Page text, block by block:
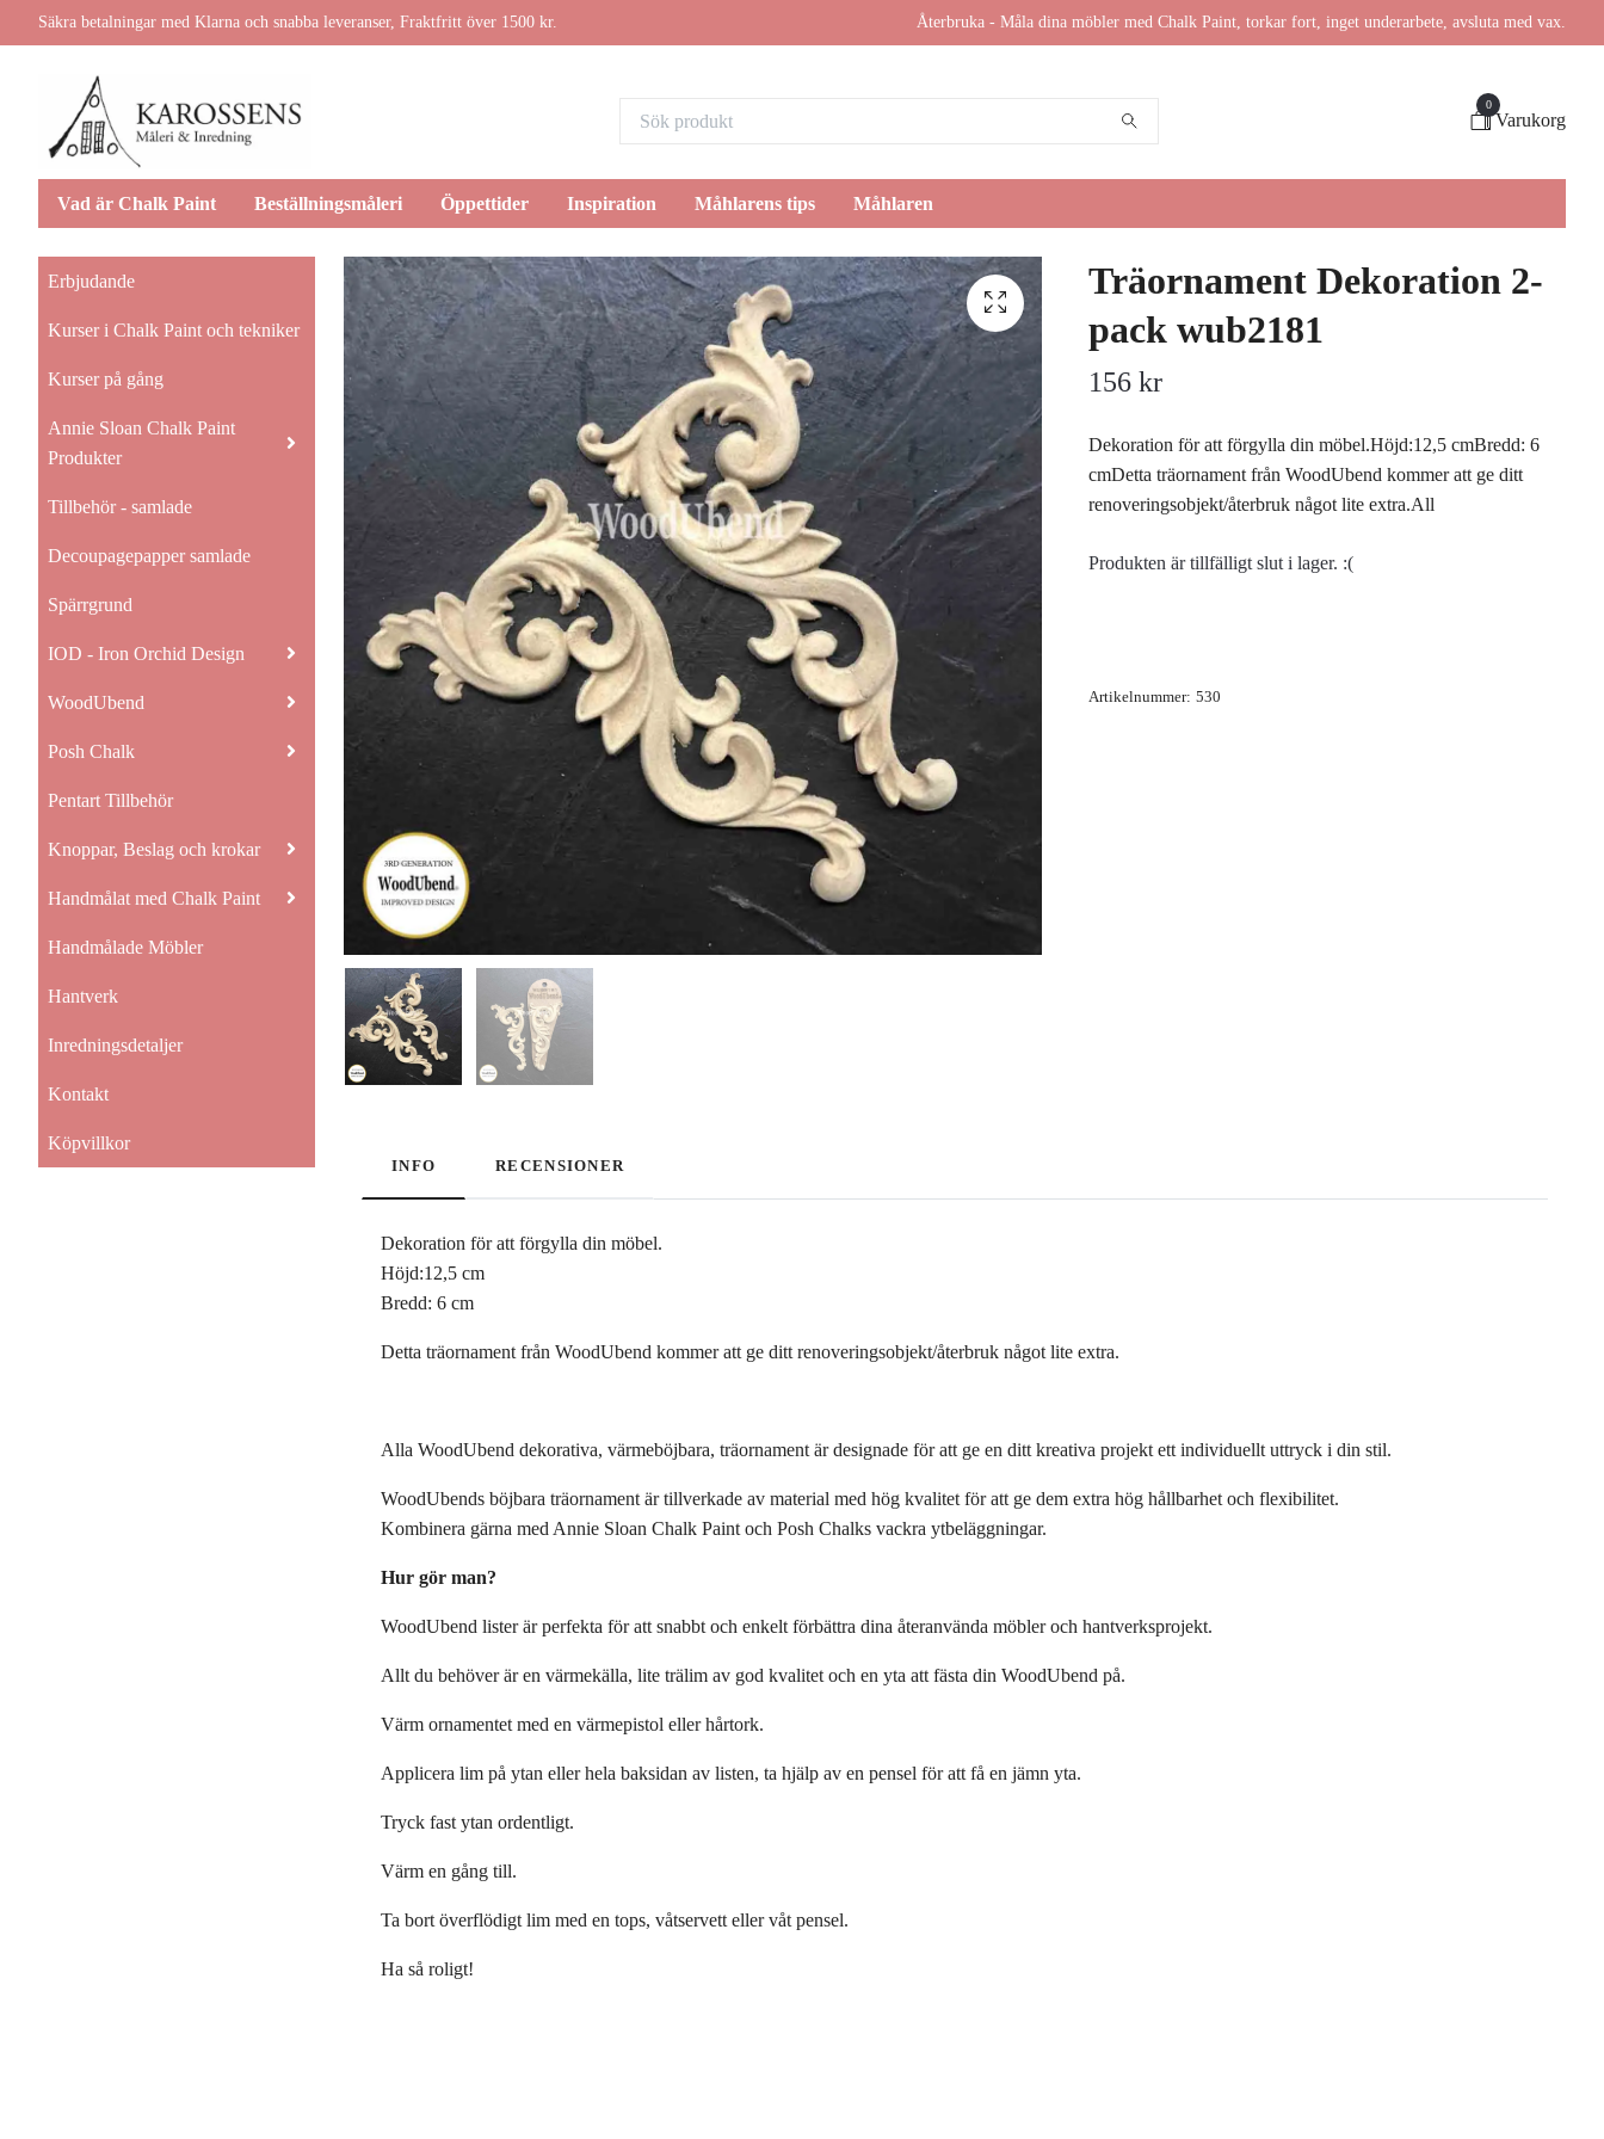
Säkra betalningar med Klarna och snabba leveranser, Fraktfritt över 1500 kr. Återbruka - Måla dina möbler med Chalk Paint, torkar fort, inget underarbete, avsluta med vax.
0
Varukorg
Vad är Chalk Paint Beställningsmåleri Öppettider Inspiration Måhlarens tips Måhlaren
Erbjudande
Kurser i Chalk Paint och tekniker
Kurser på gång
Annie Sloan Chalk Paint
Produkter
Tillbehör - samlade
Decoupagepapper samlade
Spärrgrund
IOD - Iron Orchid Design
WoodUbend
Posh Chalk
Pentart Tillbehör
Knoppar, Beslag och krokar
Handmålat med Chalk Paint
Handmålade Möbler
Hantverk
Inredningsdetaljer
Kontakt
Köpvillkor
Träornament Dekoration 2-
pack wub2181
156 kr
Dekoration för att förgylla din möbel.Höjd:12,5 cmBredd: 6
cmDetta träornament från WoodUbend kommer att ge ditt
renoveringsobjekt/återbruk något lite extra.All
Produkten är tillfälligt slut i lager. :(
Artikelnummer: 530
INFO RECENSIONER
Dekoration för att förgylla din möbel.
Höjd:12,5 cm
Bredd: 6 cm
Detta träornament från WoodUbend kommer att ge ditt renoveringsobjekt/återbruk något lite extra.
Alla WoodUbend dekorativa, värmeböjbara, träornament är designade för att ge en ditt kreativa projekt ett individuellt uttryck i din stil.
WoodUbends böjbara träornament är tillverkade av material med hög kvalitet för att ge dem extra hög hållbarhet och flexibilitet.
Kombinera gärna med Annie Sloan Chalk Paint och Posh Chalks vackra ytbeläggningar.
Hur gör man?
WoodUbend lister är perfekta för att snabbt och enkelt förbättra dina återanvända möbler och hantverksprojekt.
Allt du behöver är en värmekälla, lite trälim av god kvalitet och en yta att fästa din WoodUbend på.
Värm ornamentet med en värmepistol eller hårtork.
Applicera lim på ytan eller hela baksidan av listen, ta hjälp av en pensel för att få en jämn yta.
Tryck fast ytan ordentligt.
Värm en gång till.
Ta bort överflödigt lim med en tops, våtservett eller våt pensel.
Ha så roligt!